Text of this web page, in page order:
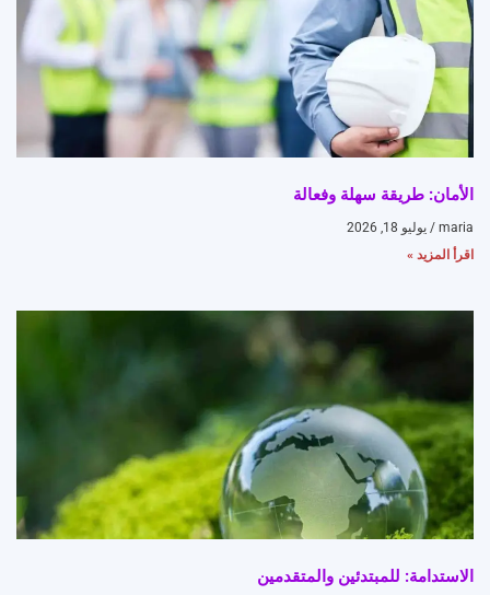
الأمان: طريقة سهلة وفعالة
maria
يوليو 18, 2026
اقرأ المزيد »
الاستدامة: للمبتدئين والمتقدمين